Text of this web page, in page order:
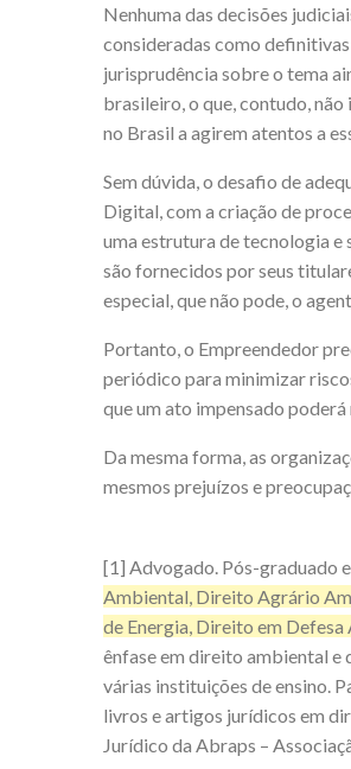
Nenhuma das decisões
consideradas como
jurisprudência sobre o tema
brasileiro, o que, contudo,
no Brasil a agirem atentos a
Sem dúvida, o desafio de
Digital, com a criação de
uma estrutura de tecnologia e
são fornecidos por seus
especial, que não pode, o
Portanto, o Empreendedor
periódico para minimizar
que um ato impensado
Da mesma forma, as
mesmos prejuízos e
[1] Advogado. Pós-graduado
Ambiental, Direito Agrário
de Energia, Direito em
ênfase em direito ambiental e
várias instituições de ensino.
livros e artigos jurídicos em
Jurídico da Abraps –